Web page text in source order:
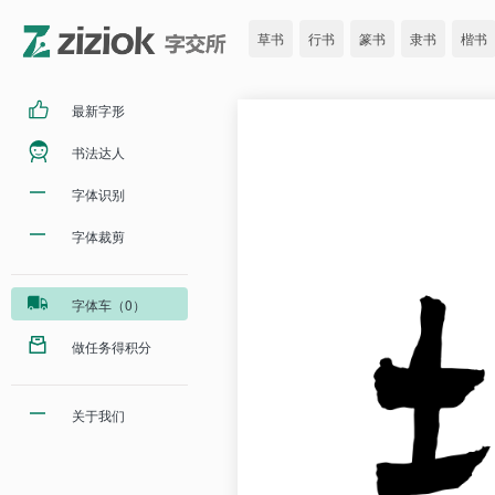
草书 行书 篆书 隶书 楷书
最新字形
书法达人
字体识别
字体裁剪
字体车（0）
做任务得积分
关于我们